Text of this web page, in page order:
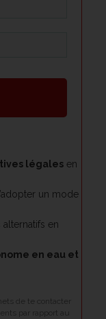
légales en
un mode
alternatifs en
en eau et
de te contacter
par rapport au